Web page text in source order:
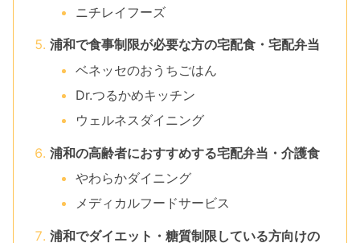
ニチレイフーズ
浦和で食事制限が必要な方の宅配食・宅配弁当
ベネッセのおうちごはん
Dr.つるかめキッチン
ウェルネスダイニング
浦和の高齢者におすすめする宅配弁当・介護食
やわらかダイニング
メディカルフードサービス
浦和でダイエット・糖質制限している方向けの